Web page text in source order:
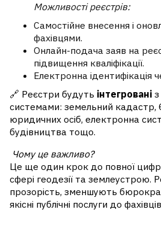
Можливості реєстрів:
Самостійне внесення і
фахівцями.
Онлайн-подача заяв на
підвищення кваліфікації.
Електронна ідентифікація
🔗 Реєстри будуть інтегрованіз
системами: земельний кадастр,
юридичних осіб, електронна
будівництва тощо.
Чому це важливо?
Це ще один крок до повної
сфері геодезії та землеустрою.
прозорість, зменшують
якісні публічні послуги до